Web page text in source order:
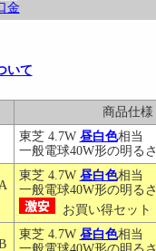
金
いて
商品仕様
東芝 4.7W 昼白色相当
一般電球40W形の明るさ
東芝 4.7W 昼白色相当
一般電球40W形の明るさ
お買い得セット
東芝 4.7W 昼白色相当